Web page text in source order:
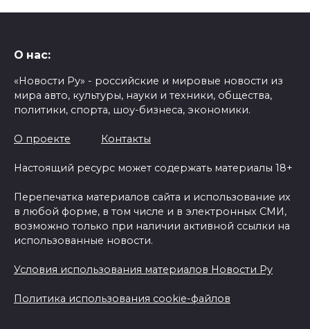
О нас:
«Новости Ру» - российские и мировые новости из
мира авто, культуры, науки и техники, общества,
политики, спорта, шоу-бизнеса, экономики.
О проекте Контакты
Настоящий ресурс может содержать материалы 18+
Перепечатка материалов сайта и использование их
в любой форме, в том числе и в электронных СМИ,
возможно только при наличии активной ссылки на
использованные новости.
Условия использования материалов Новости Ру
Политика использования cookie-файлов